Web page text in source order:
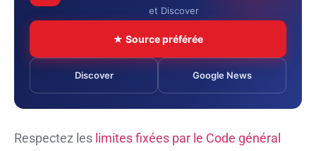
et Discover
★ Source préférée
Discover Google News
Respectez les limites fixées par le Code général